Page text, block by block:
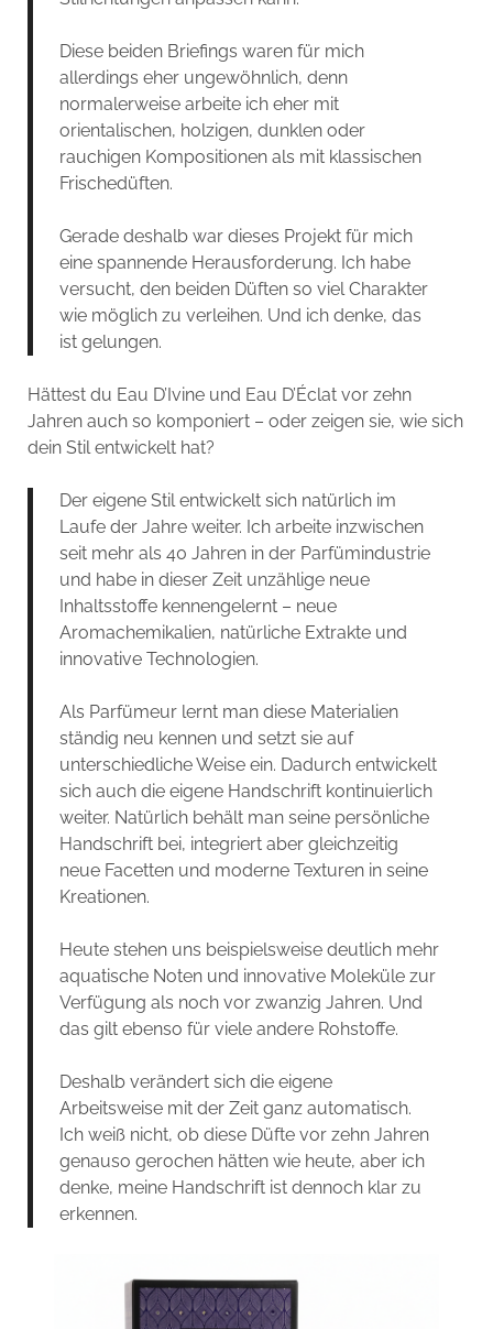
Diese beiden Briefings waren für mich
allerdings eher ungewöhnlich, denn
normalerweise arbeite ich eher mit
orientalischen, holzigen, dunklen oder
rauchigen Kompositionen als mit klassischen
Frischedüften.
Gerade deshalb war dieses Projekt für mich
eine spannende Herausforderung. Ich habe
versucht, den beiden Düften so viel Charakter
wie möglich zu verleihen. Und ich denke, das
ist gelungen.
Hättest du Eau D’Ivine und Eau D’Éclat vor zehn
Jahren auch so komponiert – oder zeigen sie, wie sich
dein Stil entwickelt hat?
Der eigene Stil entwickelt sich natürlich im
Laufe der Jahre weiter. Ich arbeite inzwischen
seit mehr als 40 Jahren in der Parfümindustrie
und habe in dieser Zeit unzählige neue
Inhaltsstoffe kennengelernt – neue
Aromachemikalien, natürliche Extrakte und
innovative Technologien.
Als Parfümeur lernt man diese Materialien
ständig neu kennen und setzt sie auf
unterschiedliche Weise ein. Dadurch entwickelt
sich auch die eigene Handschrift kontinuierlich
weiter. Natürlich behält man seine persönliche
Handschrift bei, integriert aber gleichzeitig
neue Facetten und moderne Texturen in seine
Kreationen.
Heute stehen uns beispielsweise deutlich mehr
aquatische Noten und innovative Moleküle zur
Verfügung als noch vor zwanzig Jahren. Und
das gilt ebenso für viele andere Rohstoffe.
Deshalb verändert sich die eigene
Arbeitsweise mit der Zeit ganz automatisch.
Ich weiß nicht, ob diese Düfte vor zehn Jahren
genauso gerochen hätten wie heute, aber ich
denke, meine Handschrift ist dennoch klar zu
erkennen.